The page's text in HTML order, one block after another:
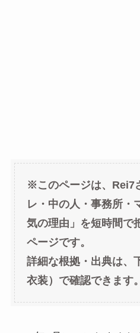
※このページは、Rei7
レ・中の人・事務所・
気の理由」を短時間で
ページです。
詳細な根拠・出典は、
衣装）で確認できます。